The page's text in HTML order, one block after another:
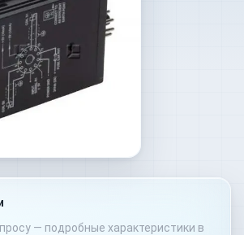
— подробные характеристики в